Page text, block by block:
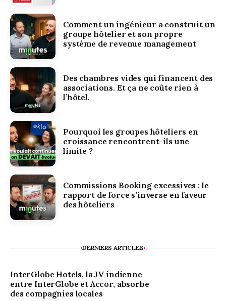
Comment un ingénieur a construit un
groupe hôtelier et son propre
système de revenue management
Des chambres vides qui financent des
associations. Et ça ne coûte rien à
l’hôtel.
Pourquoi les groupes hôteliers en
croissance rencontrent-ils une
limite ?
Commissions Booking excessives : le
rapport de force s’inverse en faveur
des hôteliers
DERNIERS ARTICLES
InterGlobe Hotels, la JV indienne
entre InterGlobe et Accor, absorbe
des compagnies locales